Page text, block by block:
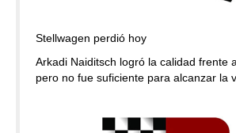
Stellwagen perdió hoy
Arkadi Naiditsch logró la calidad frente
pero no fue suficiente para alcanzar la